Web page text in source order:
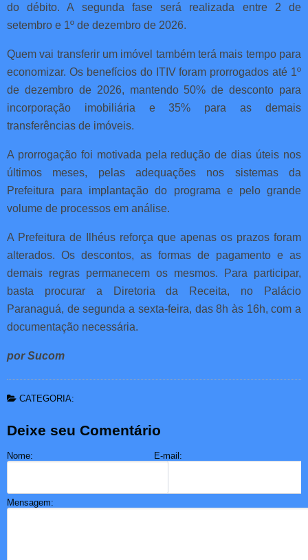
do débito. A segunda fase será realizada entre 2 de
setembro e 1º de dezembro de 2026.
Quem vai transferir um imóvel também terá mais tempo para
economizar. Os benefícios do ITIV foram prorrogados até 1º
de dezembro de 2026, mantendo 50% de desconto para
incorporação imobiliária e 35% para as demais
transferências de imóveis.
A prorrogação foi motivada pela redução de dias úteis nos
últimos meses, pelas adequações nos sistemas da
Prefeitura para implantação do programa e pelo grande
volume de processos em análise.
A Prefeitura de Ilhéus reforça que apenas os prazos foram
alterados. Os descontos, as formas de pagamento e as
demais regras permanecem os mesmos. Para participar,
basta procurar a Diretoria da Receita, no Palácio
Paranaguá, de segunda a sexta-feira, das 8h às 16h, com a
documentação necessária.
por Sucom
CATEGORIA:
Deixe seu Comentário
Nome: E-mail:
Mensagem: